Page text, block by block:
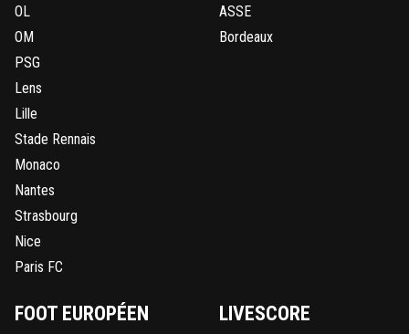
OL
OM
PSG
Lens
Lille
Stade Rennais
Monaco
Nantes
Strasbourg
Nice
Paris FC
ASSE
Bordeaux
FOOT EUROPÉEN LIVESCORE